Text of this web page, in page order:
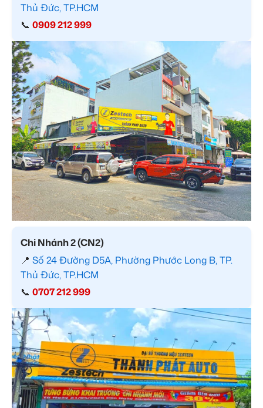
Thủ Đức, TP.HCM
📞 0909 212 999
Chi Nhánh 2 (CN2)
📍 Số 24 Đường D5A, Phường Phước Long B, TP.
Thủ Đức, TP.HCM
📞 0707 212 999